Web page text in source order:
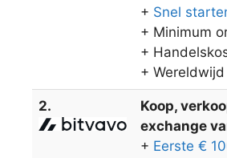
+ Snel
+ Minimum
+
+
2.
Koop,
exchange
+ Eerste €